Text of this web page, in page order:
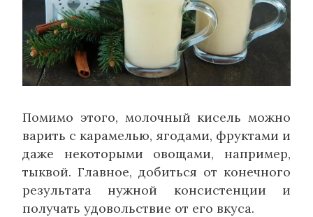
Помимо этого, молочный кисель можно
варить с карамелью, ягодами, фруктами и
даже некоторыми овощами, например,
тыквой. Главное, добиться от конечного
результата нужной консистенции и
получать удовольствие от его вкуса.